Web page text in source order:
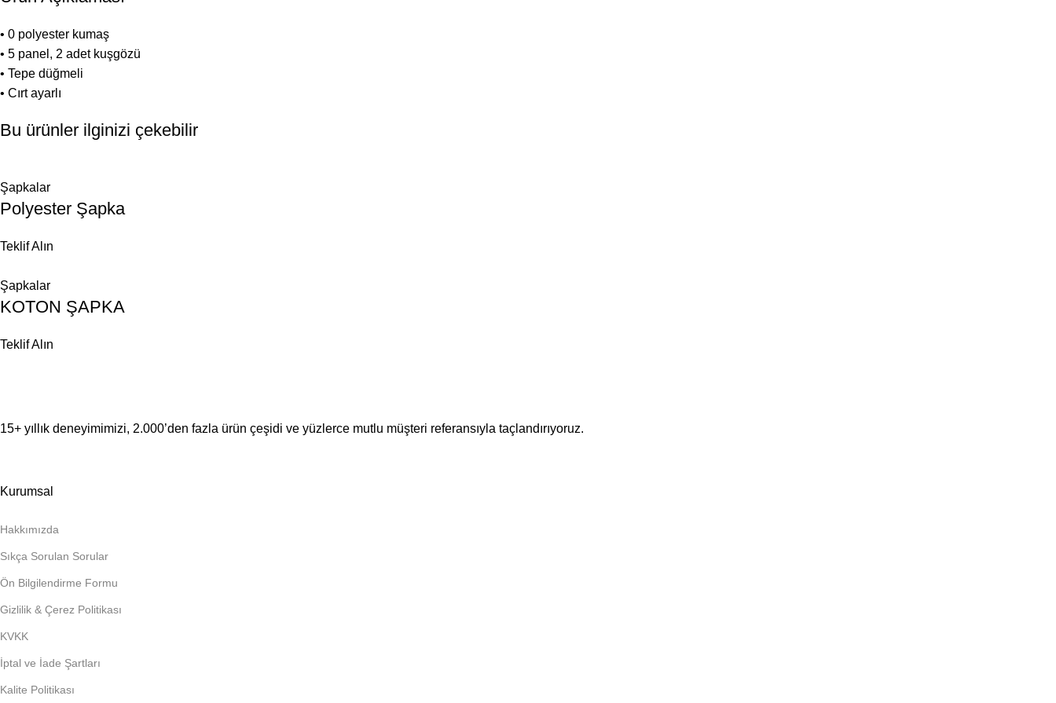
• 0 polyester kumaş
• 5 panel, 2 adet kuşgözü
• Tepe düğmeli
• Cırt ayarlı
Bu ürünler ilginizi çekebilir
Şapkalar
Polyester Şapka
Teklif Alın
Şapkalar
KOTON ŞAPKA
Teklif Alın
15+ yıllık deneyimimizi, 2.000’den fazla ürün çeşidi ve yüzlerce mutlu müşteri referansıyla taçlandırıyoruz.
Kurumsal
Hakkımızda
Sıkça Sorulan Sorular
Ön Bilgilendirme Formu
Gizlilik & Çerez Politikası
KVKK
İptal ve İade Şartları
Kalite Politikası